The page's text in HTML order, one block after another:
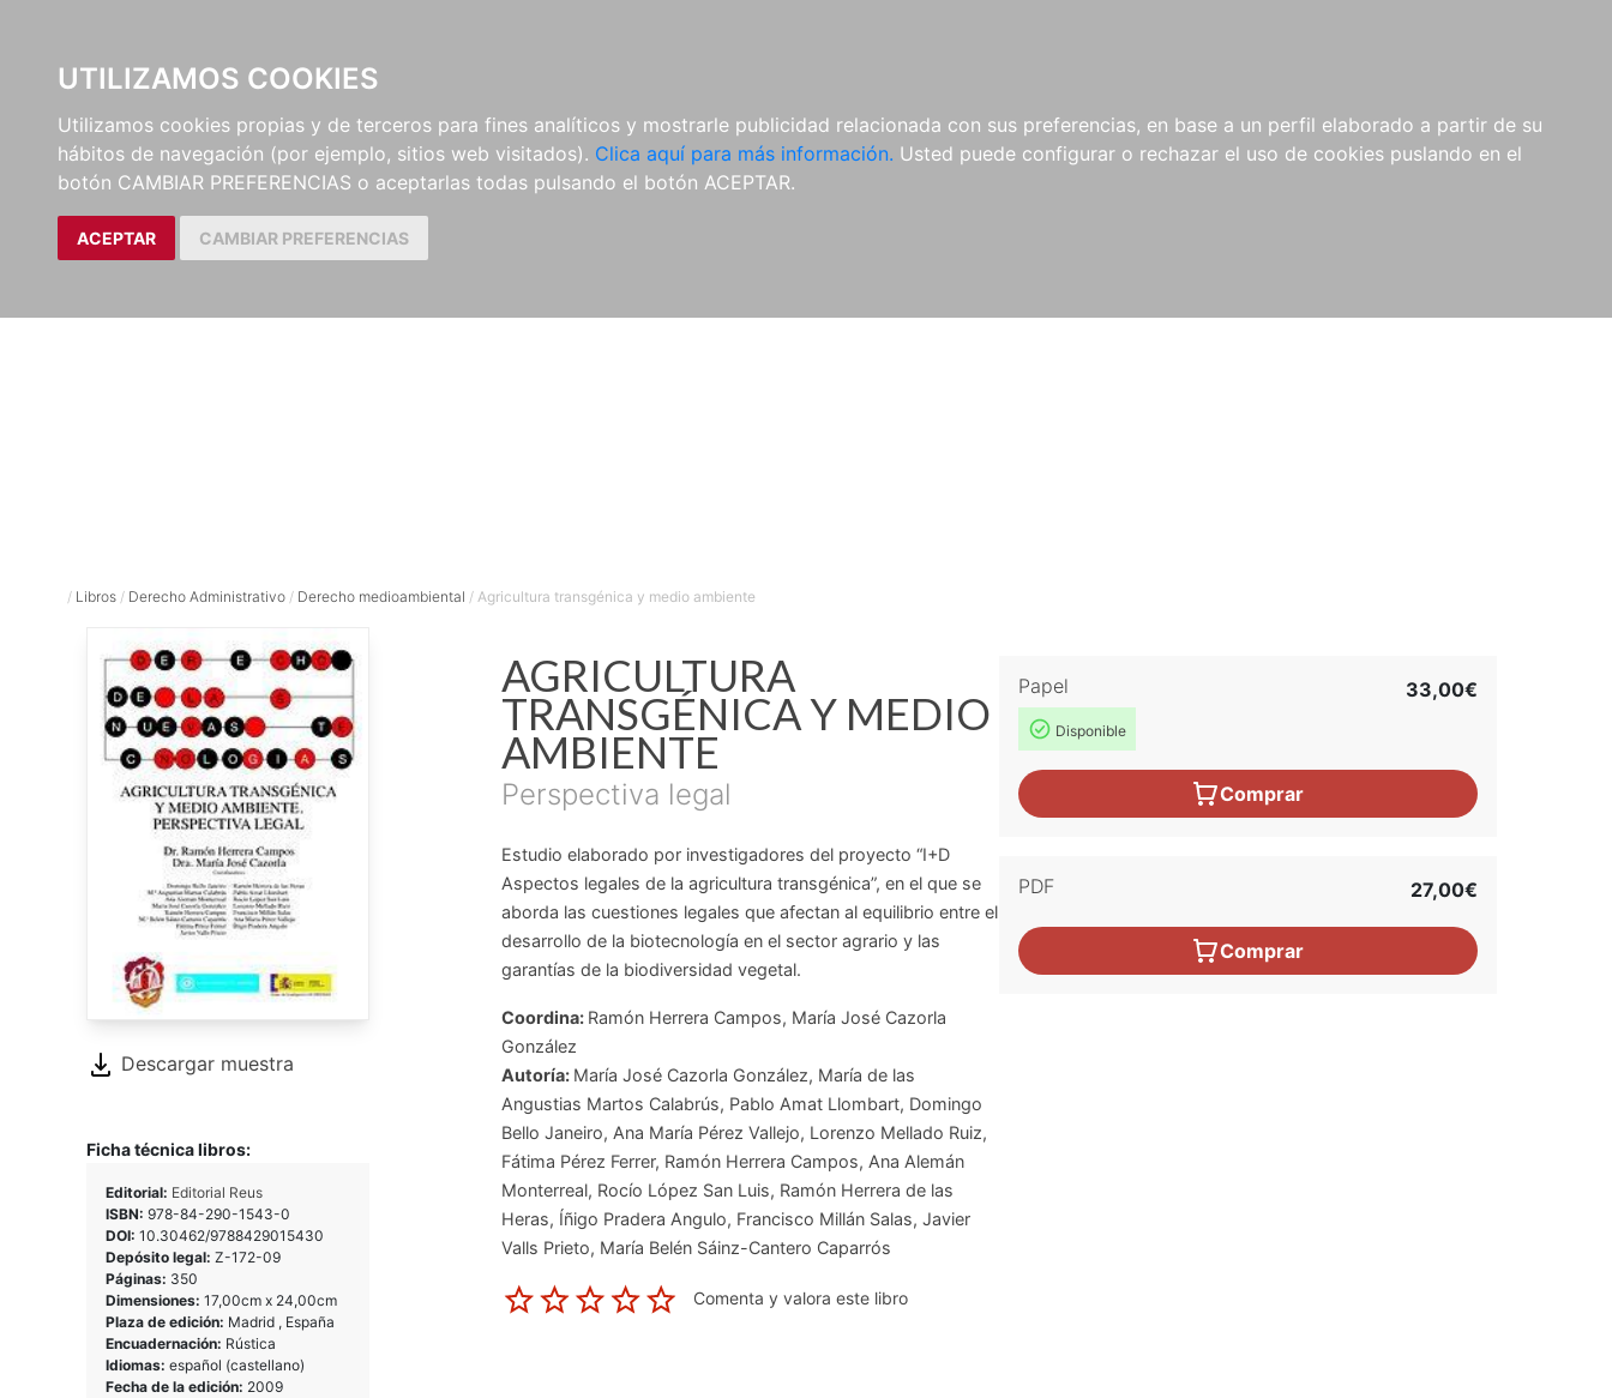
UTILIZAMOS COOKIES
Utilizamos cookies propias y de terceros para fines analíticos y mostrarle publicidad relacionada con sus preferencias, en base a un perfil elaborado a partir de su
hábitos de navegación (por ejemplo, sitios web visitados). Clica aquí para más información. Usted puede configurar o rechazar el uso de cookies puslando en el
botón CAMBIAR PREFERENCIAS o aceptarlas todas pulsando el botón ACEPTAR.
ACEPTAR CAMBIAR PREFERENCIAS
EDITORIAL E-BOOKS
LibrosAutoresColecciones
/ Libros / Derecho Administrativo / Derecho medioambiental / Agricultura transgénica y medio ambiente
Descargar muestra
Ficha técnica libros:
Editorial: Editorial Reus
ISBN: 978-84-290-1543-0
DOI: 10.30462/9788429015430
Depósito legal: Z-172-09
Páginas: 350
Dimensiones: 17,00cm x 24,00cm
Plaza de edición: Madrid , España
Encuadernación: Rústica
Idiomas: español (castellano)
Fecha de la edición: 2009
AGRICULTURA
TRANSGÉNICA Y MEDIO
AMBIENTE
Perspectiva legal
Estudio elaborado por investigadores del proyecto “I+D
Aspectos legales de la agricultura transgénica”, en el que se
aborda las cuestiones legales que afectan al equilibrio entre el
desarrollo de la biotecnología en el sector agrario y las
garantías de la biodiversidad vegetal.
Coordina: Ramón Herrera Campos, María José Cazorla
González
Autoría: María José Cazorla González, María de las
Angustias Martos Calabrús, Pablo Amat Llombart, Domingo
Bello Janeiro, Ana María Pérez Vallejo, Lorenzo Mellado Ruiz,
Fátima Pérez Ferrer, Ramón Herrera Campos, Ana Alemán
Monterreal, Rocío López San Luis, Ramón Herrera de las
Heras, Íñigo Pradera Angulo, Francisco Millán Salas, Javier
Valls Prieto, María Belén Sáinz-Cantero Caparrós
Comenta y valora este libro
Papel
Disponible
33,00€
Comprar
PDF 27,00€
Comprar